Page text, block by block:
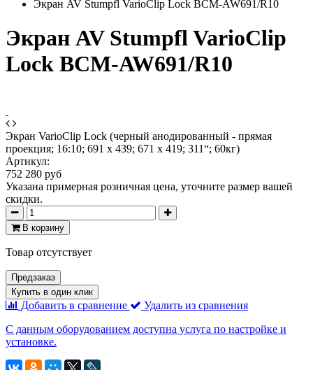
Экран AV Stumpfl VarioClip Lock BCM-AW691/R10
Экран AV Stumpfl VarioClip
Lock BCM-AW691/R10
Экран VarioClip Lock (черный анодированный - прямая
проекция; 16:10; 691 x 439; 671 x 419; 311“; 60кг)
Артикул:
752 280 руб
Указана примерная розничная цена, уточните размер вашей
скидки.
В корзину
Товар отсутствует
Предзаказ
Купить в один клик
Добавить в сравнение
Удалить из сравнения
С данным оборудованием доступна услуга по настройке и
установке.